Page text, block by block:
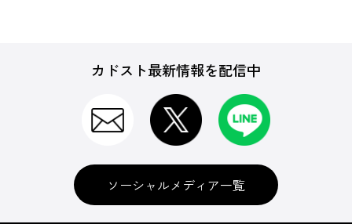
カドスト最新情報を配信中
ソーシャルメディア一覧